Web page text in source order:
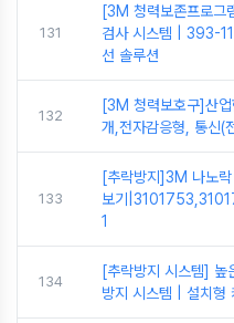
131
[3M 청력보존프로
검사 시스템 | 393-
선 솔루션
132
[3M 청력보호구]산
개,전자감응형, 통신(
133
[추락방지]3M 나노
보기
1
134
[추락방지 시스템]
방지 시스템 | 설치형